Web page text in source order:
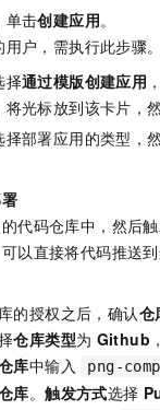
单击创建应用。
户，需执行此步骤。
择通过模版创建应用
光标放到该卡片，
择部署应用的类型，
代码仓库中，然后
以直接将代码推送
的授权之后，确认仓
仓库类型为 Github
库中输入 png-
库。触发方式选择